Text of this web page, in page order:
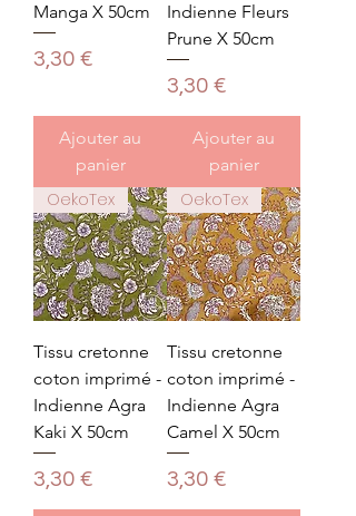
Manga X 50cm
Prix
3,30 €
Ajouter au
panier
Indienne Fleurs
Prune X 50cm
Prix
3,30 €
Ajouter au
panier
OekoTex
Tissu cretonne
coton imprimé -
Indienne Agra
Kaki X 50cm
Prix
3,30 €
OekoTex
Tissu cretonne
coton imprimé -
Indienne Agra
Camel X 50cm
Prix
3,30 €